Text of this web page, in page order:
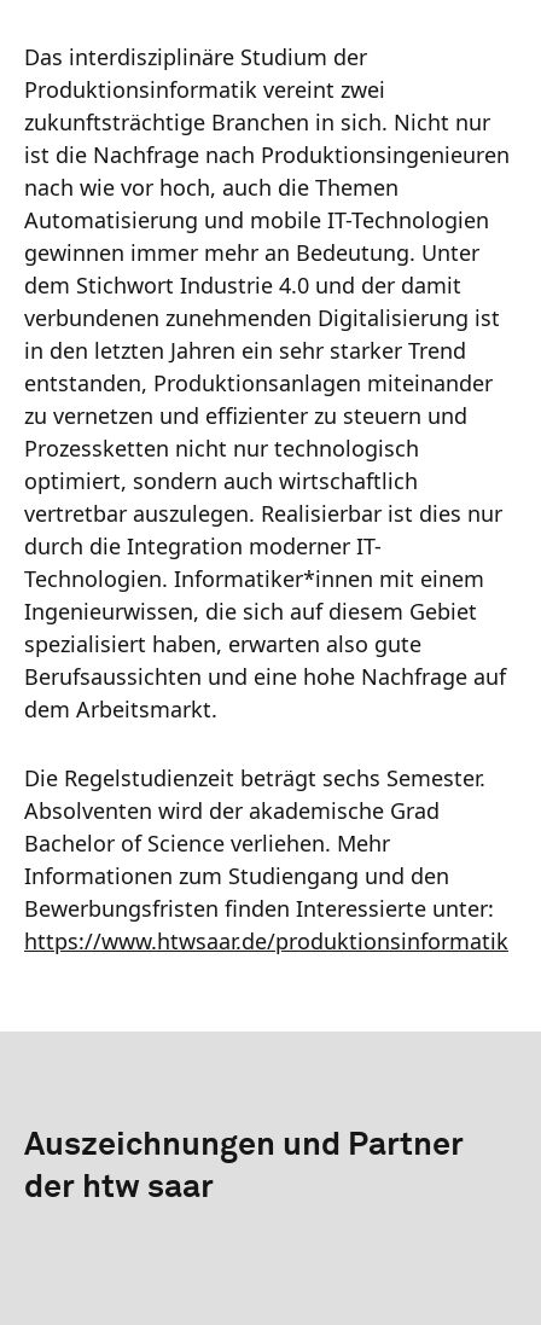
Das interdisziplinäre Studium der
Produktionsinformatik vereint zwei
zukunftsträchtige Branchen in sich. Nicht nur
ist die Nachfrage nach Produktionsingenieuren
nach wie vor hoch, auch die Themen
Automatisierung und mobile IT-Technologien
gewinnen immer mehr an Bedeutung. Unter
dem Stichwort Industrie 4.0 und der damit
verbundenen zunehmenden Digitalisierung ist
in den letzten Jahren ein sehr starker Trend
entstanden, Produktionsanlagen miteinander
zu vernetzen und effizienter zu steuern und
Prozessketten nicht nur technologisch
optimiert, sondern auch wirtschaftlich
vertretbar auszulegen. Realisierbar ist dies nur
durch die Integration moderner IT-
Technologien. Informatiker*innen mit einem
Ingenieurwissen, die sich auf diesem Gebiet
spezialisiert haben, erwarten also gute
Berufsaussichten und eine hohe Nachfrage auf
dem Arbeitsmarkt.
Die Regelstudienzeit beträgt sechs Semester.
Absolventen wird der akademische Grad
Bachelor of Science verliehen. Mehr
Informationen zum Studiengang und den
Bewerbungsfristen finden Interessierte unter:
https://www.htwsaar.de/produktionsinformatik
Auszeichnungen und Partner
der htw saar